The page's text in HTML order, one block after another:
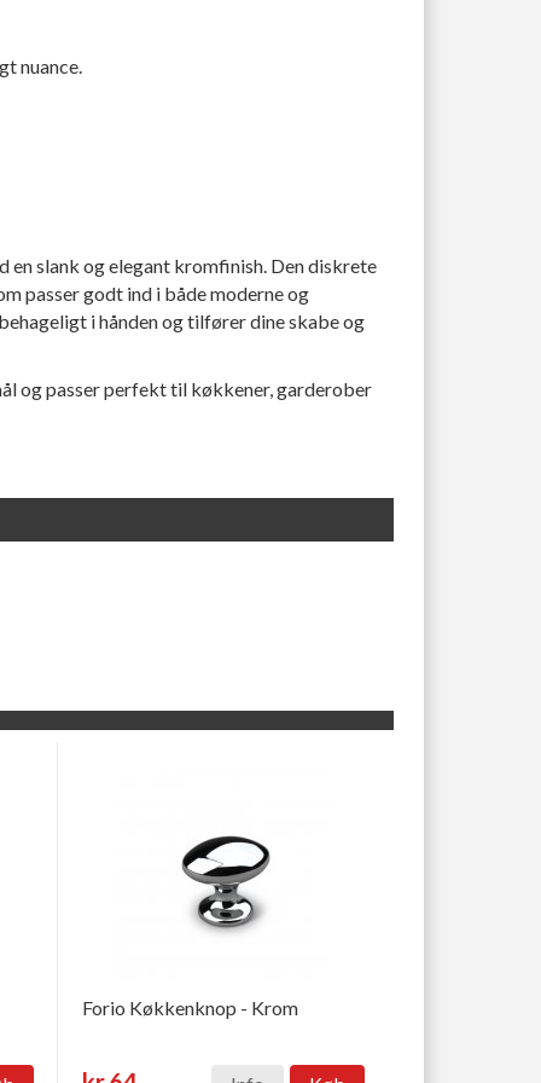
nuance.
en slank og elegant kromfinish. Den diskrete
passer godt ind i både moderne og
i hånden og tilfører dine skabe og
og passer perfekt til køkkener, garderober
Forio Køkkenknop - Krom